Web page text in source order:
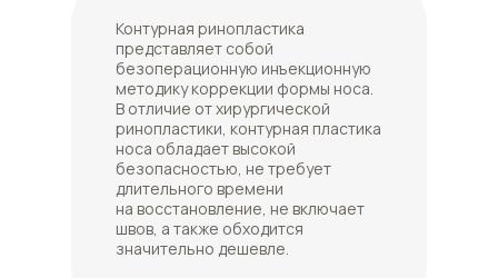
Контурная ринопластика
представляет собой
безоперационную инъекционную
методику коррекции формы носа.
В отличие от хирургической
ринопластики, контурная пластика
носа обладает высокой
безопасностью, не требует
длительного времени
на восстановление, не включает
швов, а также обходится
значительно дешевле.